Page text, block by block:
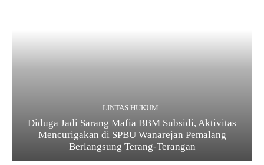
LINTAS HUKUM
Diduga Jadi Sarang Mafia BBM Subsidi, Aktivitas
Mencurigakan di SPBU Wanarejan Pemalang
Berlangsung Terang-Terangan